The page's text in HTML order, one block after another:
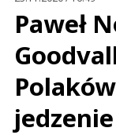
Paweł